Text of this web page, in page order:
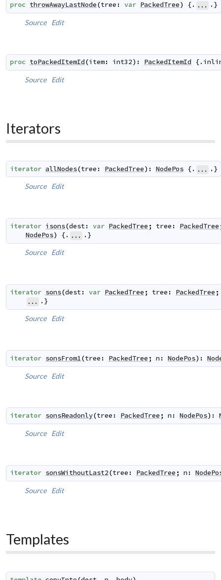
proc throwAwayLastNode(tree : var PackedTree) {. ... .}
Source Edit
proc toPackedItemId(item: int32) : PackedItemId {.
Source Edit
Iterators
iterator allNodes(tree : PackedTree) : NodePos {. ... .}
Source Edit
iterator isons(dest: var PackedTree ; tree : PackedTree
NodePos) {. ... .}
Source Edit
iterator sons(dest: var PackedTree ; tree : PackedTree ;
... .}
Source Edit
iterator sonsFrom1(tree : PackedTree ; n : NodePos) :
Source Edit
iterator sonsReadonly(tree : PackedTree ; n : NodePos) :
Source Edit
iterator sonsWithoutLast2(tree : PackedTree ; n :
Source Edit
Templates